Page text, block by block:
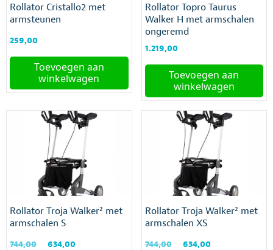
Rollator Cristallo2 met
armsteunen
259,00
Toevoegen aan
winkelwagen
Rollator Topro Taurus
Walker H met armschalen
ongeremd
1.219,00
Toevoegen aan
winkelwagen
Rollator Troja Walker² met
armschalen S
744,00
Oorspronkelijke
634,00
Rollator Troja Walker² met
armschalen XS
744,00
Oorspronkelijke
634,00